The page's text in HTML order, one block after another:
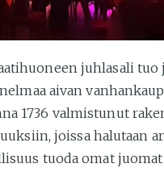
juhlasali
aivan
1736 valmistunut
joissa halutaan
tuoda omat